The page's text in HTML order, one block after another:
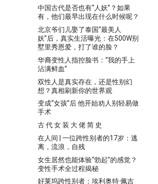
中国古代是否也有“人妖”？如果
有，他们最早出现在什么时候呢？
北京爷们儿娶了泰国“最美人
妖”后，真实生活曝光：在500W别
墅里秀恩爱，打了谁的脸？
华裔变性人指控脸书：“我的手上
沾满鲜血”
双性人是真实存在，还是性别幻
想？真相刷新你的世界观
变成“女孩”后 他开始劝人别轻易做
手术
古 代 女 装 大 佬 简 史
在人间 | 一位跨性别者的17岁：逃
离，流浪，自残
女生居然也能体验“勃起”的感觉？
变性手术全过程揭秘
好莱坞跨性别者：埃利奥特·佩吉